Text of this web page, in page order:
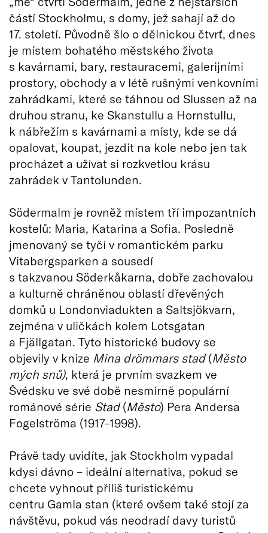
částí Stockholmu, s domy, jež sahají až do
17. století. Původně šlo o dělnickou čtvrť, dnes
je místem bohatého městského života
s kavárnami, bary, restauracemi, galerijními
prostory, obchody a v létě rušnými venkovními
zahrádkami, které se táhnou od Slussen až na
druhou stranu, ke Skanstullu a Hornstullu,
k nábřežím s kavárnami a místy, kde se dá
opalovat, koupat, jezdit na kole nebo jen tak
procházet a užívat si rozkvetlou krásu
zahrádek v Tantolunden.
Södermalm je rovněž místem tří impozantních
kostelů: Maria, Katarina a Sofia. Posledně
jmenovaný se tyčí v romantickém parku
Vitabergsparken a sousedí
s takzvanou Söderkåkarna, dobře zachovalou
a kulturně chráněnou oblastí dřevěných
domků u Londonviadukten a Saltsjökvarn,
zejména v uličkách kolem Lotsgatan
a Fjällgatan. Tyto historické budovy se
objevily v knize Mina drömmars stad(Město
mých snů), která je prvním svazkem ve
Švédsku ve své době nesmírně populární
románové série Stad(Město) Pera Andersa
Fogelströma (1917–1998).
Právě tady uvidíte, jak Stockholm vypadal
kdysi dávno – ideální alternativa, pokud se
chcete vyhnout příliš turistickému
centru Gamla stan (které ovšem také stojí za
návštěvu, pokud vás neodradí davy turistů